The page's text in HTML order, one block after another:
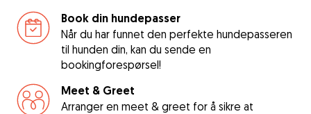
Book din hundepasser
Når du har funnet den perfekte hundepasseren
til hunden din, kan du sende en
bookingforespørsel!
Meet & Greet
Arranger en meet & greet for å sikre at